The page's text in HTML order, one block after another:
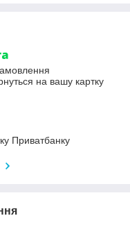
на вашу картку
Приватбанку